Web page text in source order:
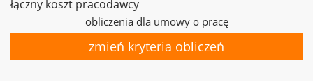
łączny koszt pracodawcy
obliczenia dla umowy o pracę
zmień kryteria obliczeń